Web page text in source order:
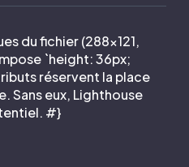
du fichier (288×121,
`height: 36px;
réservent la place
Sans eux, Lighthouse
#}